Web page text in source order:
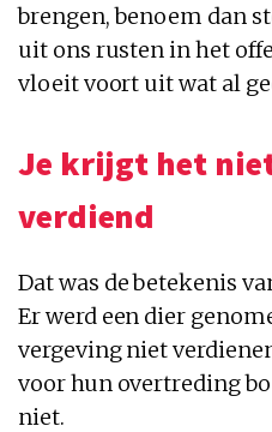
brengen, benoem dan
uit ons rusten in het
vloeit voort uit wat al
Je krijgt het
verdiend
Dat was de betekenis
Er werd een dier
vergeving niet
voor hun overtreding
niet.